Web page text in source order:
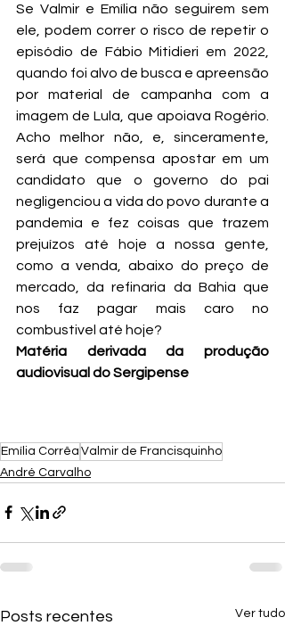
Se Valmir e Emília não seguirem sem
ele, podem correr o risco de repetir o
episódio de Fábio Mitidieri em 2022,
quando foi alvo de busca e apreensão
por material de campanha com a
imagem de Lula, que apoiava Rogério.
Acho melhor não, e, sinceramente,
será que compensa apostar em um
candidato que o governo do pai
negligenciou a vida do povo durante a
pandemia e fez coisas que trazem
prejuízos até hoje a nossa gente,
como a venda, abaixo do preço de
mercado, da refinaria da Bahia que
nos faz pagar mais caro no
combustivel até hoje?
Matéria derivada da produção
audiovisual do Sergipense
Emília Corrêa Valmir de Francisquinho
André Carvalho
Posts recentes Ver tudo